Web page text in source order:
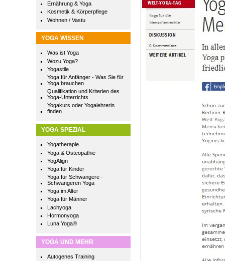
Ernährung & Yoga
Kosmetik & Körperpflege
Wohnen / Vastu
YOGA WISSEN
Was ist Yoga
Wozu Yoga?
Yogastile
Yoga für Anfänger - Was Sie für
Yoga brauchen
Qualifikation und Kriterien des
Yoga-Unterrichts
Yogakurs oder Yogalehrerin
finden
YOGA SPEZIAL
Yogatherapie
Yoga & Osteopathie
YogAlign
Yoga für Kinder
Yoga für Schwangere -
Schwangeren Yoga
Yoga im Alter
Yoga für Männer
Lachyoga
Hormonyoga
Luna Yoga®
YOGA UND MEHR
Autogenes Training